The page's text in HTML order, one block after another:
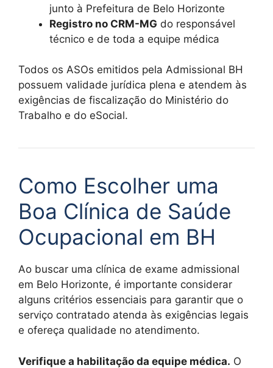
junto à Prefeitura de Belo Horizonte
Registro no CRM-MG do responsável
técnico e de toda a equipe médica
Todos os ASOs emitidos pela Admissional BH
possuem validade jurídica plena e atendem às
exigências de fiscalização do Ministério do
Trabalho e do eSocial.
Como Escolher uma
Boa Clínica de Saúde
Ocupacional em BH
Ao buscar uma clínica de exame admissional
em Belo Horizonte, é importante considerar
alguns critérios essenciais para garantir que o
serviço contratado atenda às exigências legais
e ofereça qualidade no atendimento.
Verifique a habilitação da equipe médica. O